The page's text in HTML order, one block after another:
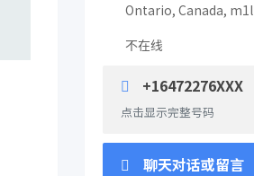
Ontario, Canada, m1l
不在线
+16472276XXX
点击显示完整号码
聊天对话或留言